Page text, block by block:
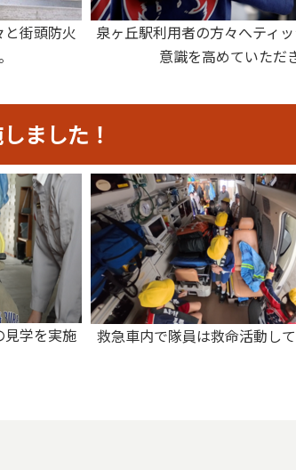
街頭防火
泉ヶ丘駅利用者の方々へティ
意識を高めていただ
ました！
見学を実施
救急車内で隊員は救命活動して